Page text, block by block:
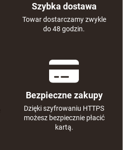
Szybka dostawa
Towar dostarczamy zwykle
do 48 godzin.
Bezpieczne zakupy
Dzięki szyfrowaniu HTTPS
możesz bezpiecznie płacić
kartą.